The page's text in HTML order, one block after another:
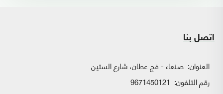
اتصل بنا
العنوان: صنعاء - فج عطان، شارع الستين
رقم التلفون: 9671450121